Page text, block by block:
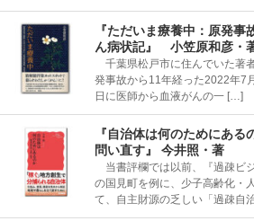
『ただいま療養中：原発
ん病状記』 小笠原和彦・
千葉県松戸市に住んでいた著
発事故から11年経った2022年7
日に医師から血液がんの一 […]
『自治体は何のためにあ
問い直す』 今井照・著
当書評欄では以前、『過疎ビ
の国見町を例に、少子高齢化・
て、自主財源の乏しい「過疎自